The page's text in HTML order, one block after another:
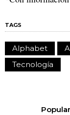
TAGS
Alphabet
Tecnología
Popular